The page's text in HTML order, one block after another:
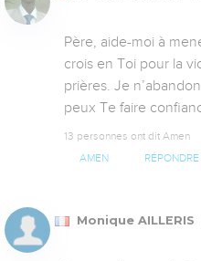
Père, aide-moi à
crois en Toi pour la
prières. Je
peux Te faire
13 personnes ont dit Amen
AMEN RÉPONDRE
Monique AILLERIS